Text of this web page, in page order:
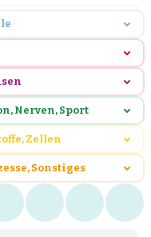
Nerven, Sport
Zellen
Sonstiges